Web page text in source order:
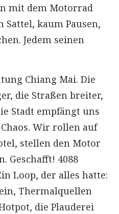
mit dem Motorrad
kaum Pausen,
Jedem seinen
Chiang Mai. Die
die Straßen breiter,
Stadt empfängt uns
Wir rollen auf
stellen den Motor
Geschafft! 4088
Loop, der alles hatte:
Thermalquellen
die Plauderei